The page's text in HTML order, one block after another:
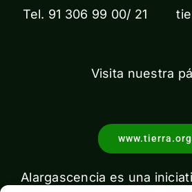
Tel. 91 306 99 00/ 21
Visita nuestra
www.tierra.org
Alargascencia es una